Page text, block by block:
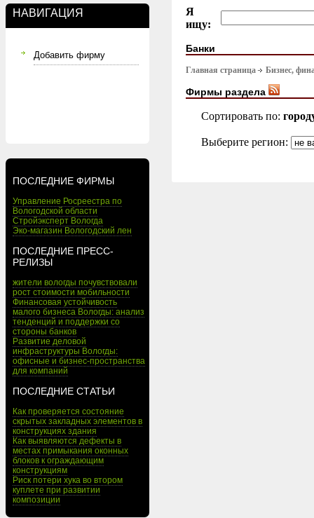
НАВИГАЦИЯ
Добавить фирму
ПОСЛЕДНИЕ ФИРМЫ
Управление Росреестра по
Вологодской области
Стройэксперт Вологда
Эко-магазин Вологодский лен
ПОСЛЕДНИЕ ПРЕСС-
РЕЛИЗЫ
жители вологды почувствовали
рост стоимости мобильности
Финансовая устойчивость
малого бизнеса Вологды: анализ
тенденций и поддержки со
стороны банков
Развитие деловой
инфраструктуры Вологды:
офисные и бизнес-пространства
для компаний
ПОСЛЕДНИЕ СТАТЬИ
Как проверяется состояние
скрытых закладных элементов в
конструкциях здания
Как выявляются дефекты в
местах примыкания оконных
блоков к ограждающим
конструкциям
Риск потери хука во втором
куплете при развитии
композиции
Я
ищу:
Банки
Главная страница Бизнес,
Фирмы раздела
Сортировать по:
Выберите регион: